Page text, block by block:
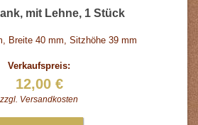
mit Lehne, 1 Stück
Breite 40 mm, Sitzhöhe 39 mm
Verkaufspreis:
12,00 €
zzgl. Versandkosten